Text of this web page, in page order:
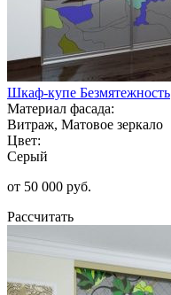
Шкаф-купе Безмятежность
Материал фасада:
Витраж, Матовое зеркало
Цвет:
Серый
от 50 000 руб.
Рассчитать